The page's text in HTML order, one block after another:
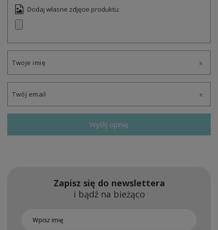
Dodaj własne zdjęcie produktu:
Twoje imię
Twój email
Wyślij opinię
Zapisz się do newslettera
i bądź na bieżąco